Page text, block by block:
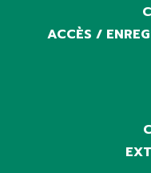
ACCÈS /